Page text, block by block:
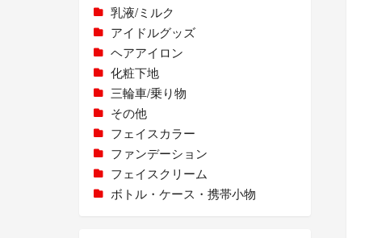
乳液/ミルク
アイドルグッズ
ヘアアイロン
化粧下地
三輪車/乗り物
その他
フェイスカラー
ファンデーション
フェイスクリーム
ボトル・ケース・携帯小物